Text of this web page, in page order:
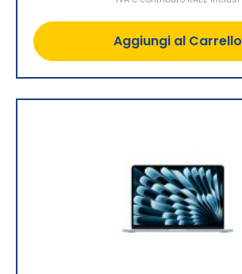
Aggiungi al Carrello